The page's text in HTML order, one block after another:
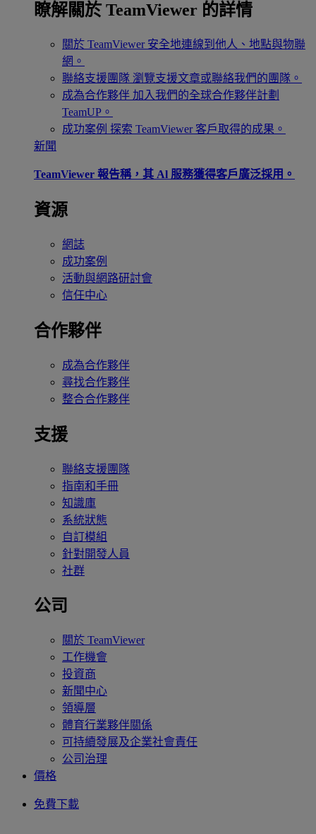
瞭解關於 TeamViewer 的詳情
關於 TeamViewer 安全地連線到他人、地點與物聯
網。
聯絡支援團隊 瀏覽支援文章或聯絡我們的團隊。
成為合作夥伴 加入我們的全球合作夥伴計劃
TeamUP。
成功案例 探索 TeamViewer 客戶取得的成果。
新聞
TeamViewer 報告稱，其 Al 服務獲得客戶廣泛採用。
資源
網誌
成功案例
活動與網路研討會
信任中心
合作夥伴
成為合作夥伴
尋找合作夥伴
整合合作夥伴
支援
聯絡支援團隊
指南和手冊
知識庫
系統狀態
自訂模組
針對開發人員
社群
公司
關於 TeamViewer
工作機會
投資商
新聞中心
領導層
體育行業夥伴關係
可持續發展及企業社會責任
公司治理
價格
免費下載